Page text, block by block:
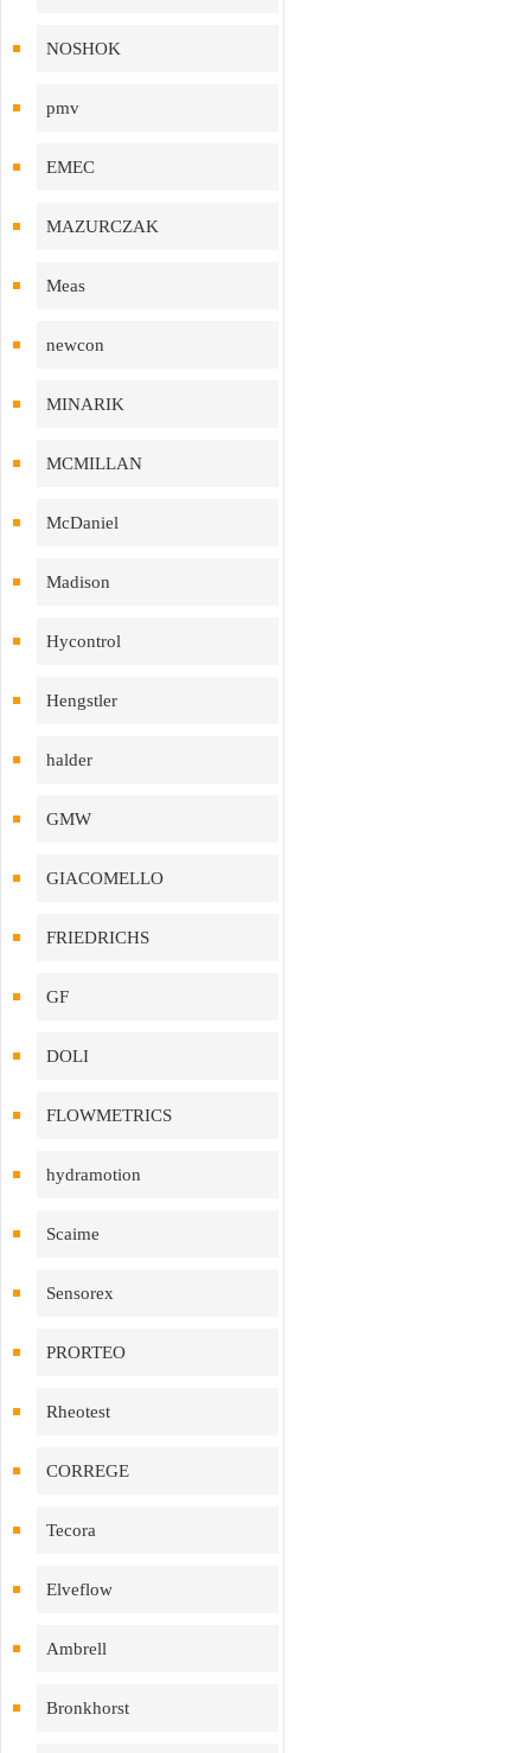
NOSHOK
pmv
EMEC
MAZURCZAK
Meas
newcon
MINARIK
MCMILLAN
McDaniel
Madison
Hycontrol
Hengstler
halder
GMW
GIACOMELLO
FRIEDRICHS
GF
DOLI
FLOWMETRICS
hydramotion
Scaime
Sensorex
PRORTEO
Rheotest
CORREGE
Tecora
Elveflow
Ambrell
Bronkhorst